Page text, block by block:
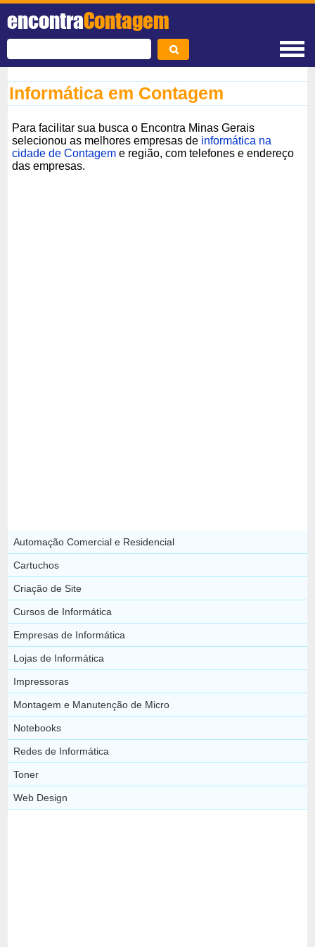
encontraContagem
Informática em Contagem
Para facilitar sua busca o Encontra Minas Gerais
selecionou as melhores empresas de informática na
cidade de Contagem e região, com telefones e endereço
das empresas.
Automação Comercial e Residencial
Cartuchos
Criação de Site
Cursos de Informática
Empresas de Informática
Lojas de Informática
Impressoras
Montagem e Manutenção de Micro
Notebooks
Redes de Informática
Toner
Web Design